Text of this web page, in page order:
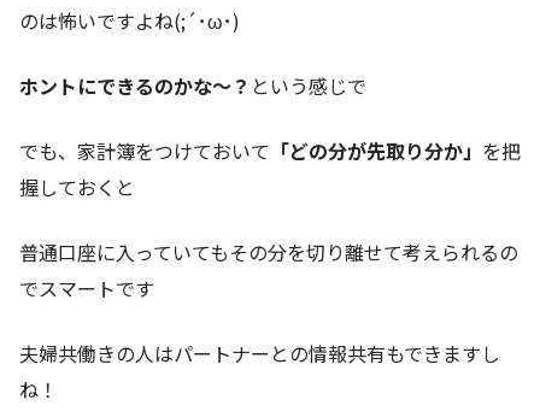
のは怖いですよね(;´･ω･)
ホントにできるのかな～？ という感じで
でも、家計簿をつけておいて 「どの分が先取り分か」 を把
握しておくと
普通口座に入っていてもその分を切り離せて考えられるの
でスマートです
夫婦共働きの人はパートナーとの情報共有もできますし
ね！